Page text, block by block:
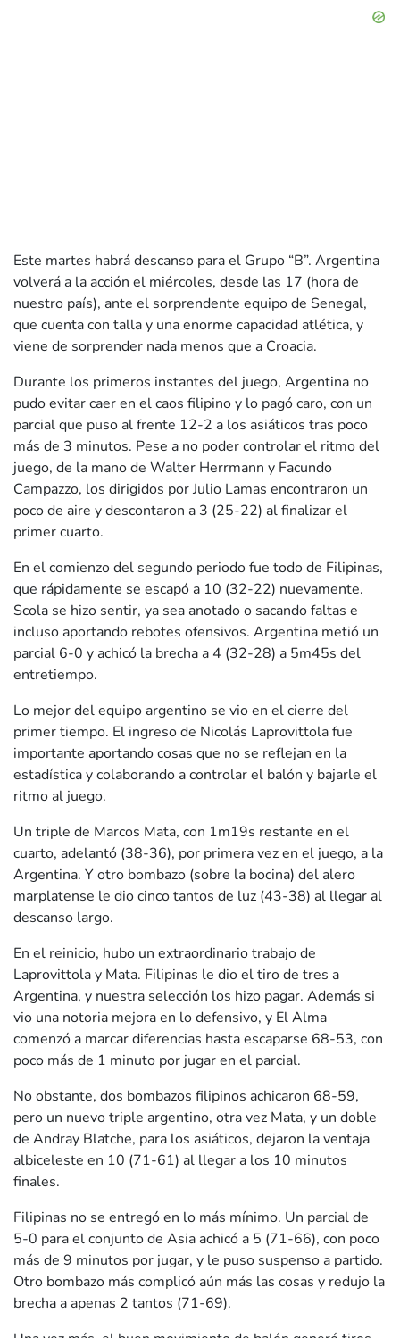
Este martes habrá descanso para el Grupo “B”. Argentina
volverá a la acción el miércoles, desde las 17 (hora de
nuestro país), ante el sorprendente equipo de Senegal,
que cuenta con talla y una enorme capacidad atlética, y
viene de sorprender nada menos que a Croacia.
Durante los primeros instantes del juego, Argentina no
pudo evitar caer en el caos filipino y lo pagó caro, con un
parcial que puso al frente 12-2 a los asiáticos tras poco
más de 3 minutos. Pese a no poder controlar el ritmo del
juego, de la mano de Walter Herrmann y Facundo
Campazzo, los dirigidos por Julio Lamas encontraron un
poco de aire y descontaron a 3 (25-22) al finalizar el
primer cuarto.
En el comienzo del segundo periodo fue todo de Filipinas,
que rápidamente se escapó a 10 (32-22) nuevamente.
Scola se hizo sentir, ya sea anotado o sacando faltas e
incluso aportando rebotes ofensivos. Argentina metió un
parcial 6-0 y achicó la brecha a 4 (32-28) a 5m45s del
entretiempo.
Lo mejor del equipo argentino se vio en el cierre del
primer tiempo. El ingreso de Nicolás Laprovittola fue
importante aportando cosas que no se reflejan en la
estadística y colaborando a controlar el balón y bajarle el
ritmo al juego.
Un triple de Marcos Mata, con 1m19s restante en el
cuarto, adelantó (38-36), por primera vez en el juego, a la
Argentina. Y otro bombazo (sobre la bocina) del alero
marplatense le dio cinco tantos de luz (43-38) al llegar al
descanso largo.
En el reinicio, hubo un extraordinario trabajo de
Laprovittola y Mata. Filipinas le dio el tiro de tres a
Argentina, y nuestra selección los hizo pagar. Además si
vio una notoria mejora en lo defensivo, y El Alma
comenzó a marcar diferencias hasta escaparse 68-53, con
poco más de 1 minuto por jugar en el parcial.
No obstante, dos bombazos filipinos achicaron 68-59,
pero un nuevo triple argentino, otra vez Mata, y un doble
de Andray Blatche, para los asiáticos, dejaron la ventaja
albiceleste en 10 (71-61) al llegar a los 10 minutos
finales.
Filipinas no se entregó en lo más mínimo. Un parcial de
5-0 para el conjunto de Asia achicó a 5 (71-66), con poco
más de 9 minutos por jugar, y le puso suspenso a partido.
Otro bombazo más complicó aún más las cosas y redujo la
brecha a apenas 2 tantos (71-69).